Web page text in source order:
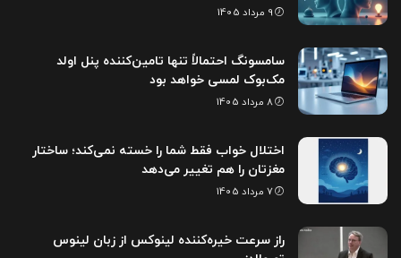
9 مرداد 1405
سامسونگ احتمالاً تنها تامین‌کننده پنل اولد
مک‌بوک لمسی خواهد بود
8 مرداد 1405
اختلال خواب فقط شما را خسته نمی‌کند؛ ساختار
مغزتان را هم تغییر می‌دهد
7 مرداد 1405
راز سرعت خیره‌کننده لینوکس از زبان لینوس